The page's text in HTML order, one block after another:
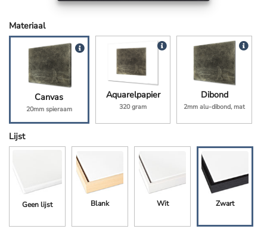
Materiaal
Canvas
20mm spieraam
Aquarelpapier
320 gram
Dibond
2mm alu-dibond, mat
Lijst
Geen lijst Blank Wit Zwart